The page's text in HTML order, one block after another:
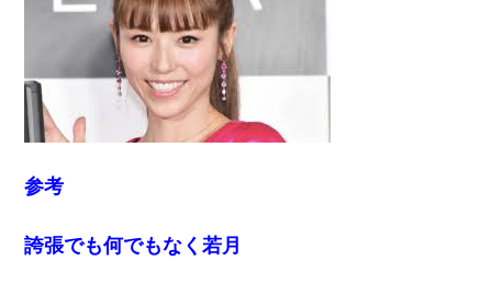
【悲報】姉と入浴中に大きくなってしまった結果ｗｗｗｗｗｗｗ
私「結婚やめるわ」 婚約者「え？なんでなんで？」 → 放置した
結果…｜生活｜ワロタあんてな
スマホを与えられて、中学卒業する頃にはすっかり女叩きに洗脳
された弟が、大学進学のために一人暮らししたいと言い出した。
13歳娘が元嫁のところから逃げてきた。どう扱ったらいいのかわ
参考
誇張でも何でもなく若月